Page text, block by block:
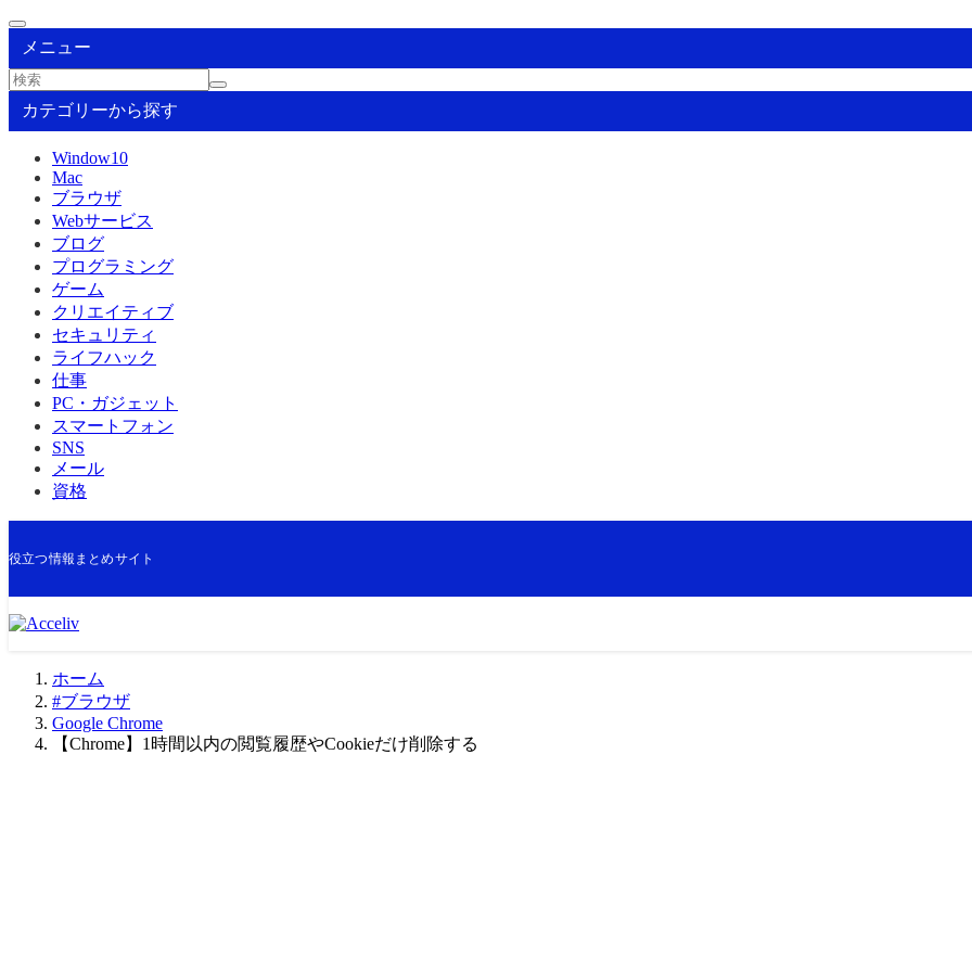
メニュー
カテゴリーから探す
Window10
Mac
ブラウザ
Webサービス
ブログ
プログラミング
ゲーム
クリエイティブ
セキュリティ
ライフハック
仕事
PC・ガジェット
スマートフォン
SNS
メール
資格
役立つ情報まとめサイト
ホーム
#ブラウザ
Google Chrome
【Chrome】1時間以内の閲覧履歴やCookieだけ削除する